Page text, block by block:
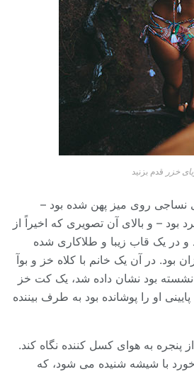
خزر قدم بزنید
نساجی روی میز پهن شده بود –
بود – و بالای آن تصویری که اخیراً از
و در یک قاب زیبا و طلاکاری شده
بود. در آن یک خانم با کلاه خز و بوآ
بود نشان داده شد، یک کت خز
او را پوشانده بود به طرف بیننده
به هوای کسل کننده نگاه کند.
با شیشه شنیده می شود، که